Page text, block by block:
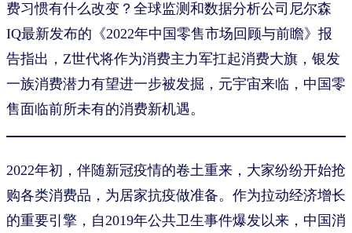
费习惯有什么改变？全球监测和数据分析公司尼尔森
IQ最新发布的《2022年中国零售市场回顾与前瞻》报
告指出，Z世代将作为消费主力军扛起消费大旗，银发
一族消费潜力有望进一步被发掘，元宇宙来临，中国零
售面临前所未有的消费新机遇。
2022年初，伴随新冠疫情的卷土重来，大家纷纷开始抢
购各类消费品，为居家抗疫做准备。作为拉动经济增长
的重要引擎，自2019年公共卫生事件爆发以来，中国消